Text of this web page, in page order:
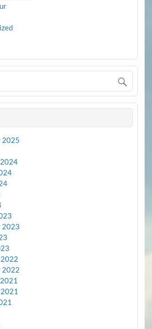
2025
2023
2022